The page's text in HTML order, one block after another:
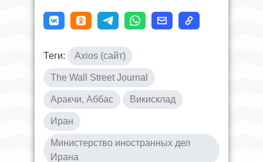
Теги: Axios (сайт)
The Wall Street Journal
Аракчи, Аббас Викисклад
Иран
Министерство иностранных дел
Ирана